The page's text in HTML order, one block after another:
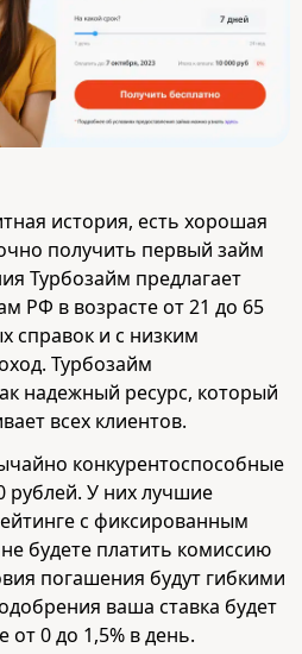
история, есть хорошая
получить первый займ
Турбозайм предлагает
РФ в возрасте от 21 до 65
справок и с низким
Турбозайм
надежный ресурс, который
всех клиентов.
конкурентоспособные
рублей. У них лучшие
с фиксированным
будете платить комиссию
погашения будут гибкими
ваша ставка будет
от 0 до 1,5% в день.